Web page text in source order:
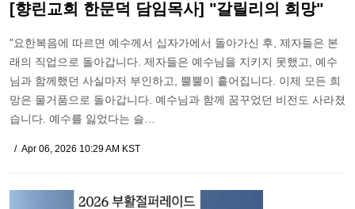
[향린교회 한문덕 담임목사] "갈릴리의 희망"
"요한복음에 따르면 예수께서 십자가에서 돌아가신 후, 제자들은 본
래의 직업으로 돌아갑니다. 제자들은 예수님을 지키지 못했고, 예수
님과 함께했던 사실마저 부인하고, 뿔뿔이 흩어집니다. 이제 모든 희
망은 물거품으로 돌아갑니다. 예수님과 함께 꿈꾸었던 비전도 사라졌
습니다. 예수를 잃었다는 슬…
Apr 06, 2026 10:29 AM KST